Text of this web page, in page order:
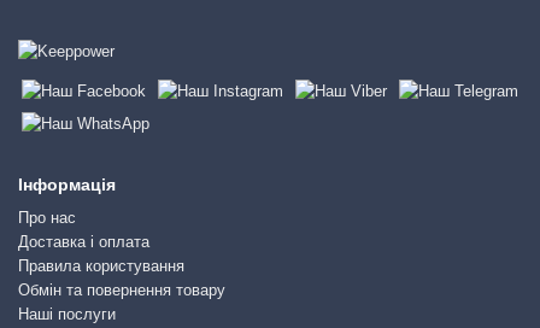
Інформація
Про нас
Доставка і оплата
Правила користування
Обмін та повернення товару
Наші послуги